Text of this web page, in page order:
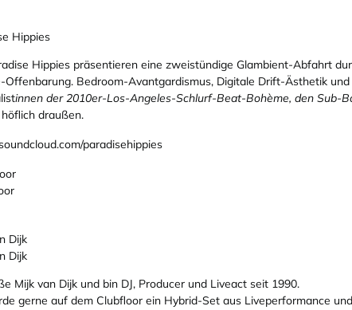
Hippies
Hippies präsentieren eine zweistündige Glambient-Abfahrt
Offenbarung. Bedroom-Avantgardismus, Digitale Drift-Ästhetik
innen der 2010er-Los-Angeles-Schlurf-Beat-Bohème, den Sub-
draußen.
paradisehippies
Dijk
Dijk
Mijk van Dijk und bin DJ, Producer und Liveact seit 1990.
gerne auf dem Clubfloor ein Hybrid-Set aus Liveperformance